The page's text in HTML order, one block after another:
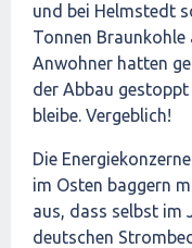
und bei Helmstedt
Tonnen Braunkohle
Anwohner hatten
der Abbau
bleibe. Vergeblich!
Die
im Osten baggern
aus, dass selbst im
deutschen